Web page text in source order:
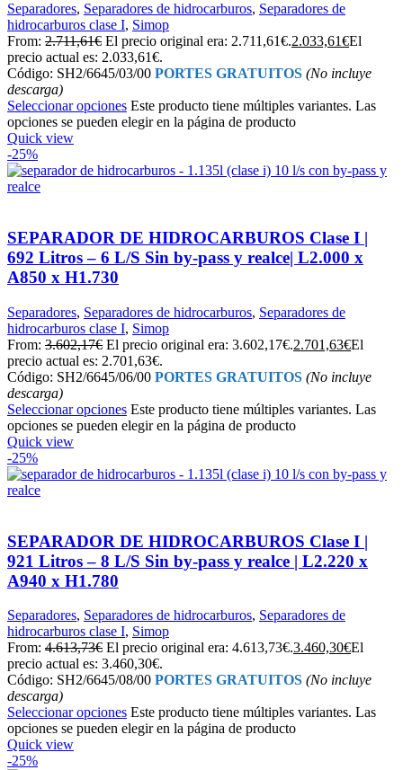
Separadores, Separadores de hidrocarburos, Separadores de
hidrocarburos clase I, Simop
From: 2.711,61€ El precio original era: 2.711,61€.2.033,61€El
precio actual es: 2.033,61€.
Código: SH2/6645/03/00 PORTES GRATUITOS (No incluye
descarga)
Seleccionar opciones Este producto tiene múltiples variantes. Las
opciones se pueden elegir en la página de producto
Quick view
-25%
SEPARADOR DE HIDROCARBUROS Clase I |
692 Litros – 6 L/S Sin by-pass y realce| L2.000 x
A850 x H1.730
Separadores, Separadores de hidrocarburos, Separadores de
hidrocarburos clase I, Simop
From: 3.602,17€ El precio original era: 3.602,17€.2.701,63€El
precio actual es: 2.701,63€.
Código: SH2/6645/06/00 PORTES GRATUITOS (No incluye
descarga)
Seleccionar opciones Este producto tiene múltiples variantes. Las
opciones se pueden elegir en la página de producto
Quick view
-25%
SEPARADOR DE HIDROCARBUROS Clase I |
921 Litros – 8 L/S Sin by-pass y realce | L2.220 x
A940 x H1.780
Separadores, Separadores de hidrocarburos, Separadores de
hidrocarburos clase I, Simop
From: 4.613,73€ El precio original era: 4.613,73€.3.460,30€El
precio actual es: 3.460,30€.
Código: SH2/6645/08/00 PORTES GRATUITOS (No incluye
descarga)
Seleccionar opciones Este producto tiene múltiples variantes. Las
opciones se pueden elegir en la página de producto
Quick view
-25%